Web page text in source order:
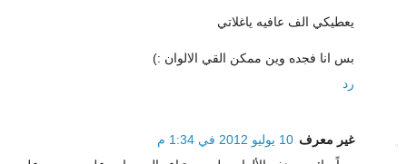
يعطيكي الف عافيه ياغلاتي
بس انا فجده وين ممكن القي الالوان :)
رد
غير معرف 10 يوليو 2012 في 1:34 م